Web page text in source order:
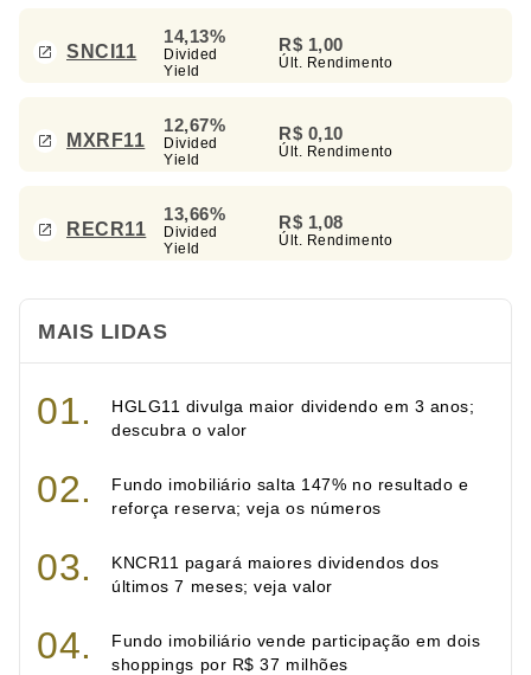
SNCI11
14,13%
Divided
Yield
R$ 1,00
Últ. Rendimento
MXRF11
12,67%
Divided
Yield
R$ 0,10
Últ. Rendimento
RECR11
13,66%
Divided
Yield
R$ 1,08
Últ. Rendimento
MAIS LIDAS
HGLG11 divulga maior dividendo em 3 anos;
descubra o valor
Fundo imobiliário salta 147% no resultado e
reforça reserva; veja os números
KNCR11 pagará maiores dividendos dos
últimos 7 meses; veja valor
Fundo imobiliário vende participação em dois
shoppings por R$ 37 milhões